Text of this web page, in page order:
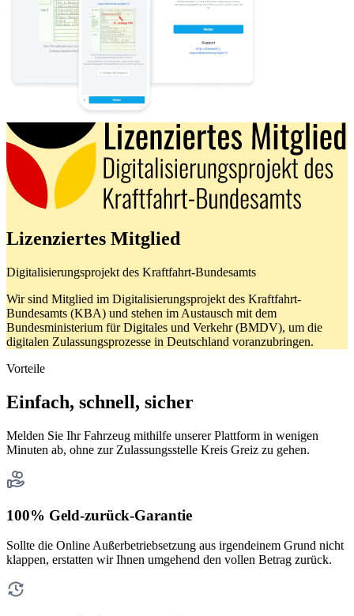
Lizenziertes Mitglied
Digitalisierungsprojekt des Kraftfahrt-Bundesamts
Wir sind Mitglied im Digitalisierungsprojekt des Kraftfahrt-
Bundesamts (KBA) und stehen im Austausch mit dem
Bundesministerium für Digitales und Verkehr (BMDV), um die
digitalen Zulassungsprozesse in Deutschland voranzubringen.
Vorteile
Einfach, schnell, sicher
Melden Sie Ihr Fahrzeug mithilfe unserer Plattform in wenigen
Minuten ab, ohne zur Zulassungsstelle Kreis Greiz zu gehen.
100% Geld-zurück-Garantie
Sollte die Online Außerbetriebsetzung aus irgendeinem Grund nicht
klappen, erstatten wir Ihnen umgehend den vollen Betrag zurück.